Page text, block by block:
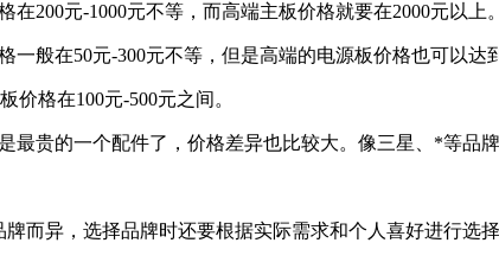
200元-1000元不等，而高端主板价格就要在2000元以上。
一般在50元-300元不等，但是高端的电源板价格也可以达
价格在100元-500元之间。
最贵的一个配件了，价格差异也比较大。像三星、*等品
而异，选择品牌时还要根据实际需求和个人喜好进行